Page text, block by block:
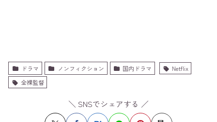
ドラマ ノンフィクション 国内ドラマ
Netflix
全裸監督
＼ SNSでシェアする ／